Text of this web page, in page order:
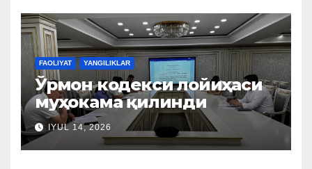
FAOLIYAT YANGILIKLAR
Ўрмон кодекси лойиҳаси
муҳокама қилинди
IYUL 14, 2026